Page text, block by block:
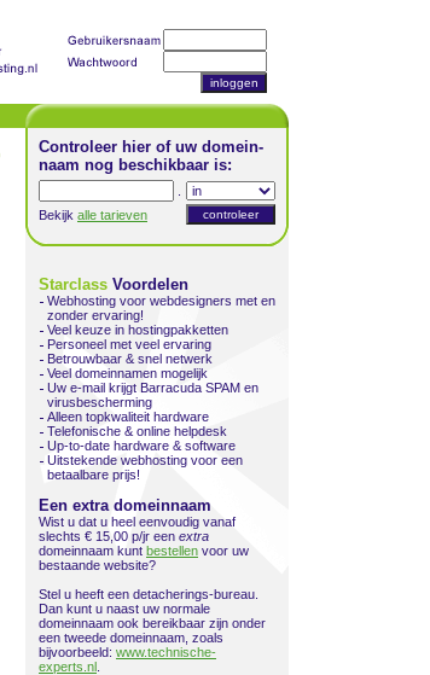
Controleer hier of uw domein-
naam nog beschikbaar is:
Bekijk alle tarieven
Starclass Voordelen
Webhosting voor webdesigners met en
zonder ervaring!
Veel keuze in hostingpakketten
Personeel met veel ervaring
Betrouwbaar & snel netwerk
Veel domeinnamen mogelijk
Uw e-mail krijgt Barracuda SPAM en
virusbescherming
Alleen topkwaliteit hardware
Telefonische & online helpdesk
Up-to-date hardware & software
Uitstekende webhosting voor een
betaalbare prijs!
Een extra domeinnaam
Wist u dat u heel eenvoudig vanaf
slechts € 15,00 p/jr een extra
domeinnaam kunt bestellen voor uw
bestaande website?
Stel u heeft een detacherings-bureau.
Dan kunt u naast uw normale
domeinnaam ook bereikbaar zijn onder
een tweede domeinnaam, zoals
bijvoorbeeld: www.technische-
experts.nl